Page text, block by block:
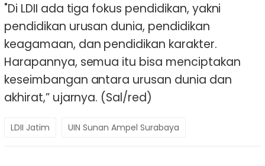
"Di LDII ada tiga fokus pendidikan, yakni
pendidikan urusan dunia, pendidikan
keagamaan, dan pendidikan karakter.
Harapannya, semua itu bisa menciptakan
keseimbangan antara urusan dunia dan
akhirat,” ujarnya. (Sal/red)
LDII Jatim UIN Sunan Ampel Surabaya